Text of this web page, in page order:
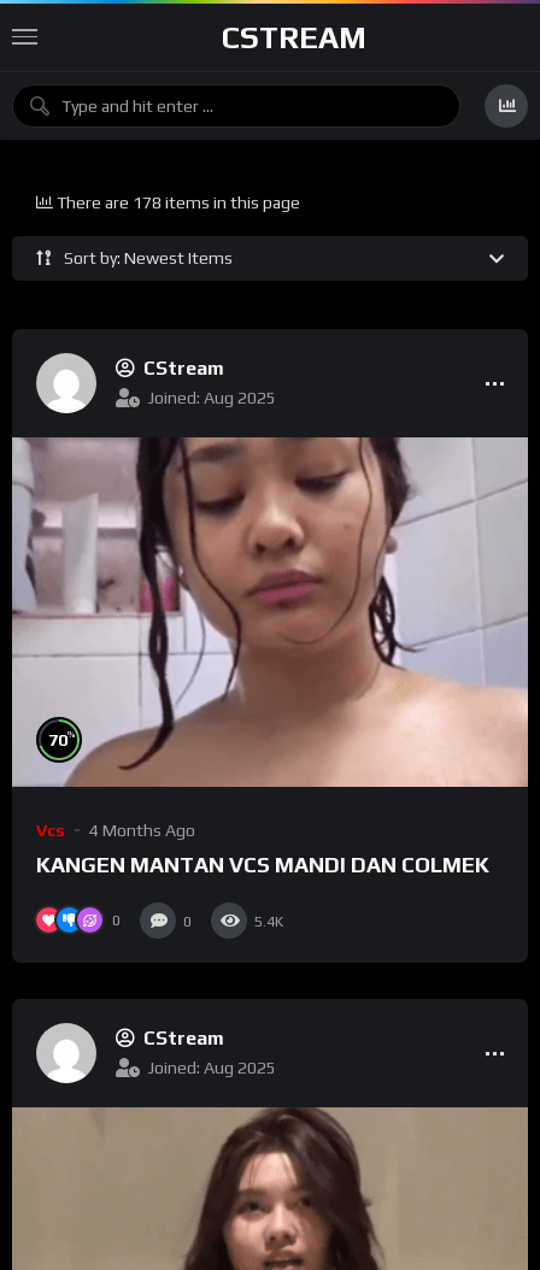
CSTREAM
Sort by: Newest Items
There are 178 items in this page
CStream
Joined: Aug 2025
70%
Vcs 4 Months Ago
KANGEN MANTAN VCS MANDI DAN COLMEK
0 0 5.4K
CStream
Joined: Aug 2025